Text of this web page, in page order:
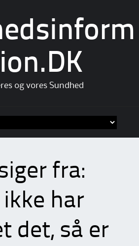
og vores Sundhed
fra:
har
det, så er